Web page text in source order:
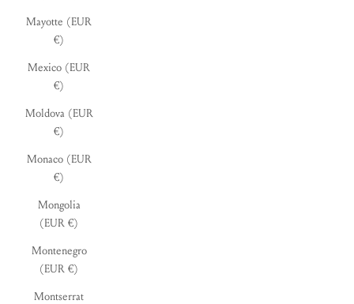
Mayotte (EUR
€)
Mexico (EUR
€)
Moldova (EUR
€)
Monaco (EUR
€)
Mongolia
(EUR €)
Montenegro
(EUR €)
Montserrat